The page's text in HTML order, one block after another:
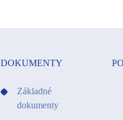
DOKUMENTY
Základné
dokumenty